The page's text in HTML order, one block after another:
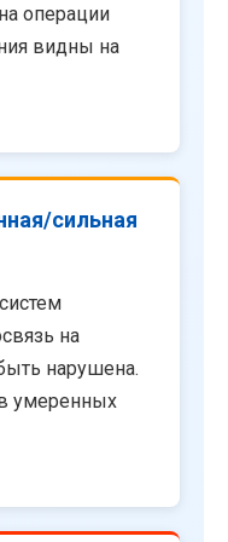
операции
видны на
сильная
на
нарушена.
умеренных